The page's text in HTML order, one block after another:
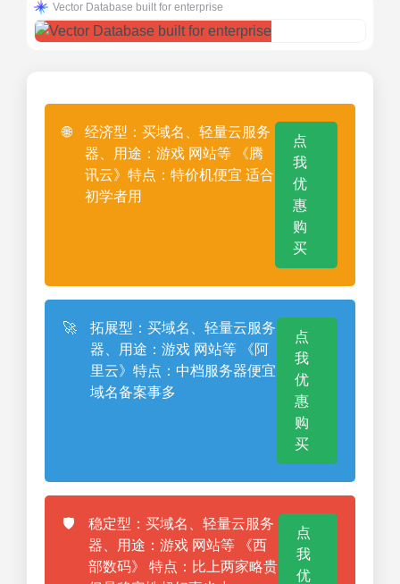
Vector Database built for enterprise
🌐
经济型：买域名、轻量云服务
器、用途：游戏 网站等 《腾
讯云》特点：特价机便宜 适合
初学者用
点
我
优
惠
购
买
🚀
拓展型：买域名、轻量云服务
器、用途：游戏 网站等 《阿
里云》特点：中档服务器便宜
域名备案事多
点
我
优
惠
购
买
🛡️
稳定型：买域名、轻量云服务
器、用途：游戏 网站等 《西
部数码》 特点：比上两家略贵
点
我
优